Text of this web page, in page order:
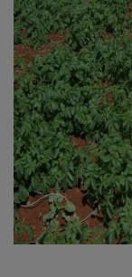
Αταλάντη
Πανίκος